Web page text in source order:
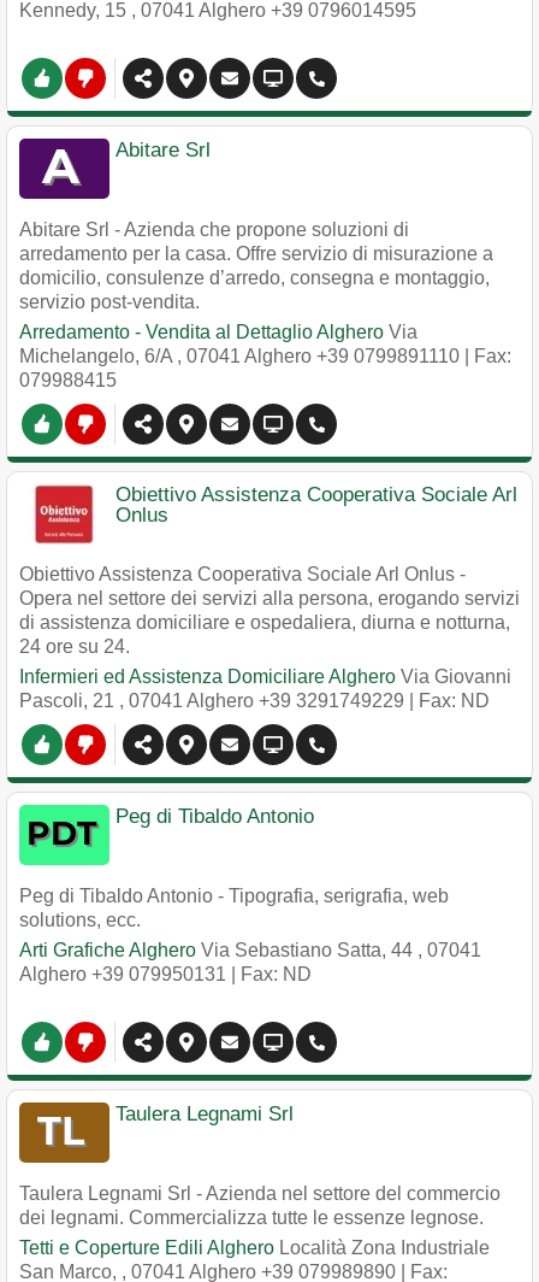
Kennedy, 15 , 07041 Alghero +39 0796014595
Abitare Srl
Abitare Srl - Azienda che propone soluzioni di
arredamento per la casa. Offre servizio di misurazione a
domicilio, consulenze d’arredo, consegna e montaggio,
servizio post-vendita.
Arredamento - Vendita al Dettaglio Alghero Via
Michelangelo, 6/A , 07041 Alghero +39 0799891110 | Fax:
079988415
Obiettivo Assistenza Cooperativa Sociale Arl
Onlus
Obiettivo Assistenza Cooperativa Sociale Arl Onlus -
Opera nel settore dei servizi alla persona, erogando servizi
di assistenza domiciliare e ospedaliera, diurna e notturna,
24 ore su 24.
Infermieri ed Assistenza Domiciliare Alghero Via Giovanni
Pascoli, 21 , 07041 Alghero +39 3291749229 | Fax: ND
Peg di Tibaldo Antonio
Peg di Tibaldo Antonio - Tipografia, serigrafia, web
solutions, ecc.
Arti Grafiche Alghero Via Sebastiano Satta, 44 , 07041
Alghero +39 079950131 | Fax: ND
Taulera Legnami Srl
Taulera Legnami Srl - Azienda nel settore del commercio
dei legnami. Commercializza tutte le essenze legnose.
Tetti e Coperture Edili Alghero Località Zona Industriale
San Marco, , 07041 Alghero +39 079989890 | Fax: